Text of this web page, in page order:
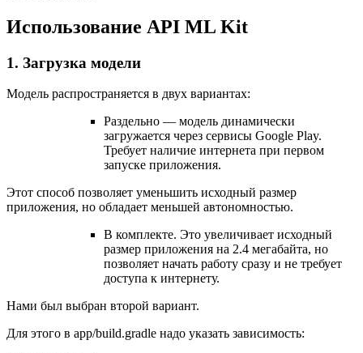
Использование API ML Kit
1. Загрузка модели
Модель распространяется в двух вариантах:
Раздельно — модель динамически
загружается через сервисы Google Play.
Требует наличие интернета при первом
запуске приложения.
Этот способ позволяет уменьшить исходный размер
приложения, но обладает меньшей автономностью.
В комплекте. Это увеличивает исходный
размер приложения на 2.4 мегабайта, но
позволяет начать работу сразу и не требует
доступа к интернету.
Нами был выбран второй вариант.
Для этого в app/build.gradle надо указать зависимость: